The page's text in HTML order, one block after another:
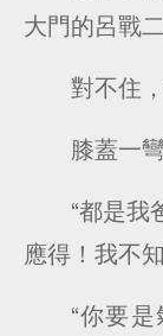
大門的呂戰
對不住
膝蓋一
“都是我
應得！我不
“你要